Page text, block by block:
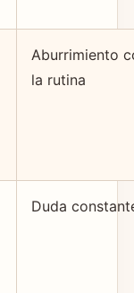
Aburrimiento
la rutina
Duda